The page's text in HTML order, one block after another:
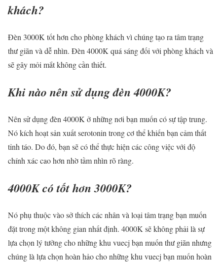
khách?
Đèn 3000K tốt hơn cho phòng khách vì chúng tạo ra tâm trạng
thư giãn và dễ nhìn. Đèn 4000K quá sáng đối với phòng khách và
sẽ gây mỏi mắt không cần thiết.
Khi nào nên sử dụng đèn 4000K?
Nên sử dụng đèn 4000K ở những nơi bạn muốn có sự tập trung.
Nó kích hoạt sản xuất serotonin trong cơ thể khiến bạn cảm thất
tỉnh táo. Do đó, bạn sẽ có thể thực hiện các công việc với độ
chính xác cao hơn nhờ tầm nhìn rõ ràng.
4000K có tốt hơn 3000K?
Nó phụ thuộc vào sở thích các nhân và loại tâm trạng bạn muốn
đặt trong một không gian nhất định. 4000K sẽ không phải là sự
lựa chọn lý tưởng cho những khu vuecj bạn muốn thư giãn nhưng
chúng là lựa chọn hoàn hảo cho những khu vuecj bạn muốn hoàn